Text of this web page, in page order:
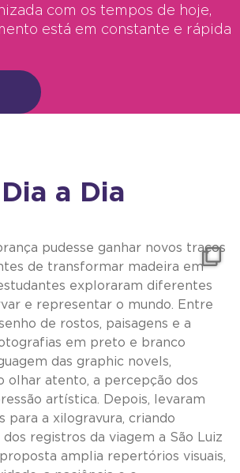
com os tempos de hoje,
está em constante e rápida
Dia a Dia